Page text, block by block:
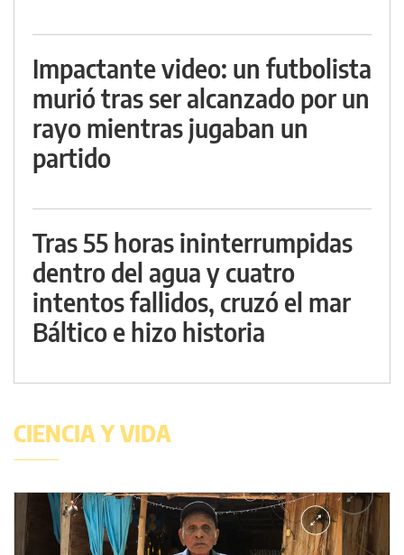
Impactante video: un futbolista
murió tras ser alcanzado por un
rayo mientras jugaban un
partido
Tras 55 horas ininterrumpidas
dentro del agua y cuatro
intentos fallidos, cruzó el mar
Báltico e hizo historia
CIENCIA Y VIDA